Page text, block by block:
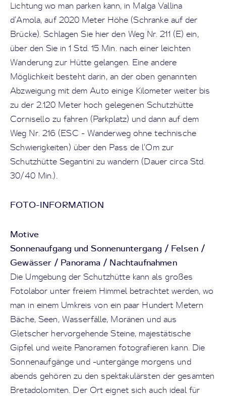
Lichtung wo man parken kann, in Malga Vallina
d‘Amola, auf 2020 Meter Höhe (Schranke auf der
Brücke). Schlagen Sie hier den Weg Nr. 211 (E) ein,
über den Sie in 1 Std. 15 Min. nach einer leichten
Wanderung zur Hütte gelangen. Eine andere
Möglichkeit besteht darin, an der oben genannten
Abzweigung mit dem Auto einige Kilometer weiter bis
zu der 2.120 Meter hoch gelegenen Schutzhütte
Cornisello zu fahren (Parkplatz) und dann auf dem
Weg Nr. 216 (ESC - Wanderweg ohne technische
Schwierigkeiten) über den Pass de l‘Om zur
Schutzhütte Segantini zu wandern (Dauer circa Std.
30/40 Min.).
FOTO-INFORMATION
Motive
Sonnenaufgang und Sonnenuntergang / Felsen /
Gewässer / Panorama / Nachtaufnahmen
Die Umgebung der Schutzhütte kann als großes
Fotolabor unter freiem Himmel betrachtet werden, wo
man in einem Umkreis von ein paar Hundert Metern
Bäche, Seen, Wasserfälle, Moränen und aus
Gletscher hervorgehende Steine, majestätische
Gipfel und weite Panoramen fotografieren kann. Die
Sonnenaufgänge und -untergänge morgens und
abends gehören zu den spektakulärsten der gesamten
Bretadolomiten. Der Ort eignet sich auch ideal für